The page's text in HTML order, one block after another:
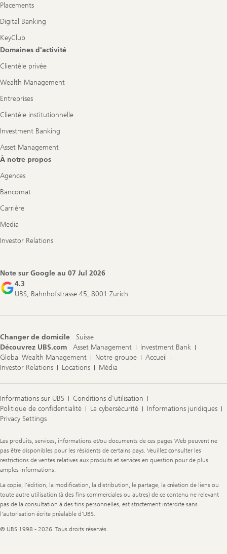
Placements
Digital Banking
KeyClub
Domaines d'activité
Clientèle privée
Wealth Management
Entreprises
Clientèle institutionnelle
Investment Banking
Asset Management
À notre propos
Agences
Bancomat
Carrière
Media
Investor Relations
Note sur Google au 07 Jul 2026
4.3
UBS, Bahnhofstrasse 45, 8001 Zurich
Changer de domicile
Suisse
Découvrez UBS.com
Asset Management
Investment Bank
Global Wealth Management
Notre groupe
Accueil
Investor Relations
Locations Média
Informations sur UBS
Conditions d'utilisation
Politique de confidentialité
La cybersécurité
Informations juridiques
Privacy Settings
Legal
Information
Les produits, services, informations et/ou documents de ces pages Web peuvent ne
pas être disponibles pour les résidents de certains pays. Veuillez consulter les
restrictions de ventes relatives aux produits et services en question pour de plus
amples informations.
La copie, l'édition, la modification, la distribution, le partage, la création de liens ou
toute autre utilisation (à des fins commerciales ou autres) de ce contenu ne relevant
pas de la consultation à des fins personnelles, est strictement interdite sans
l'autorisation écrite préalable d'UBS.
© UBS 1998 - 2026. Tous droits réservés.